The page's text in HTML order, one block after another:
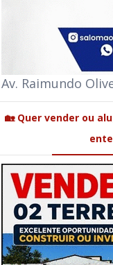
Av. Raimundo
🏡 Quer vender ou